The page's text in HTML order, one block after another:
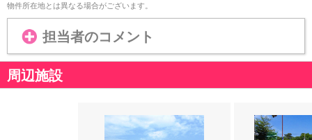
物件所在地とは異なる場合がございます。
担当者のコメント
周辺施設